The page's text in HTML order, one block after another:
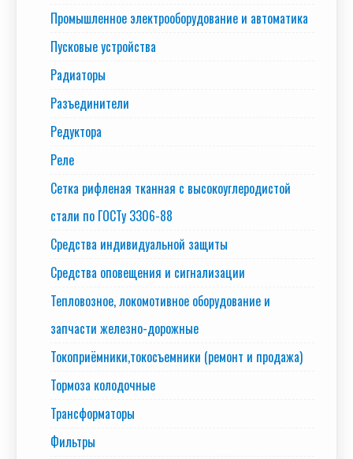
Промышленное электрооборудование и автоматика
Пусковые устройства
Радиаторы
Разъединители
Редуктора
Реле
Сетка рифленая тканная с высокоуглеродистой
стали по ГОСТу 3306-88
Средства индивидуальной защиты
Средства оповещения и сигнализации
Тепловозное, локомотивное оборудование и
запчасти железно-дорожные
Токоприёмники,токосъемники (ремонт и продажа)
Тормоза колодочные
Трансформаторы
Фильтры